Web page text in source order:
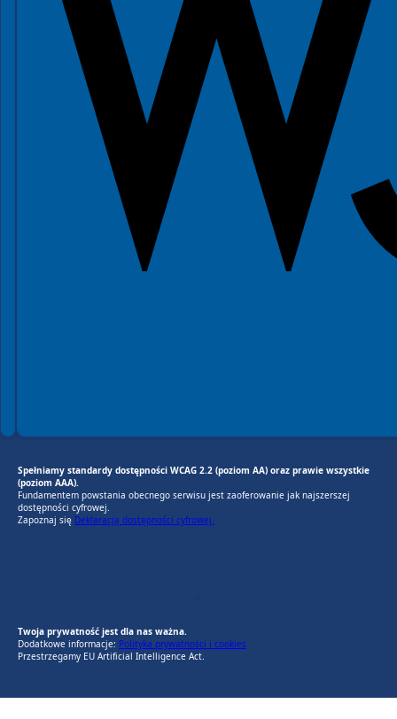
Spełniamy standardy dostępności WCAG 2.2 (poziom AA) oraz prawie wszystkie
(poziom AAA).
Fundamentem powstania obecnego serwisu jest zaoferowanie jak najszerszej
dostępności cyfrowej.
Zapoznaj się Deklaracją dostępności cyfrowej.
Twoja prywatność jest dla nas ważna.
Dodatkowe informacje: Polityka prywatności i cookies
Przestrzegamy EU Artificial Intelligence Act.